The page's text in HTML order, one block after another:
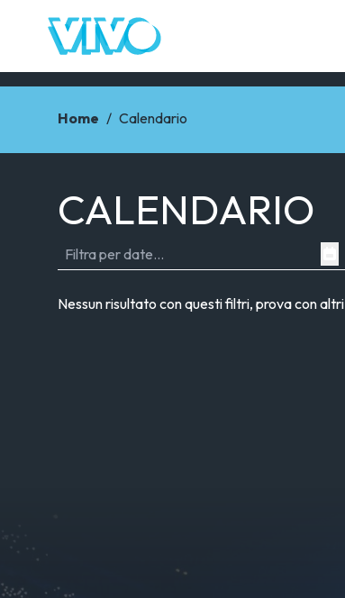
Home / Calendario
CALENDARIO
Nessun risultato con questi filtri, prova con altri